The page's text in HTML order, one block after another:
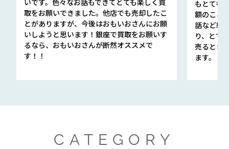
取をお願いできました。他店でも売却したこ
とがありますが、今後はおもいおさんにお願
いしようと思います！銀座で買取をお願いす
るなら、おもいおさんが断然オススメで
す！！
もとても
額のこと
話など細
り、とて
売るとき
ます。
CATEGORY